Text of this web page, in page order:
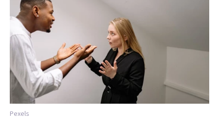
Pexels